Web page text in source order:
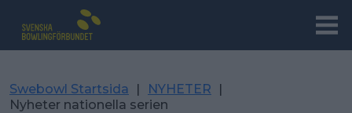
Swebowl Startsida | NYHETER
|
Nyheter nationella serien